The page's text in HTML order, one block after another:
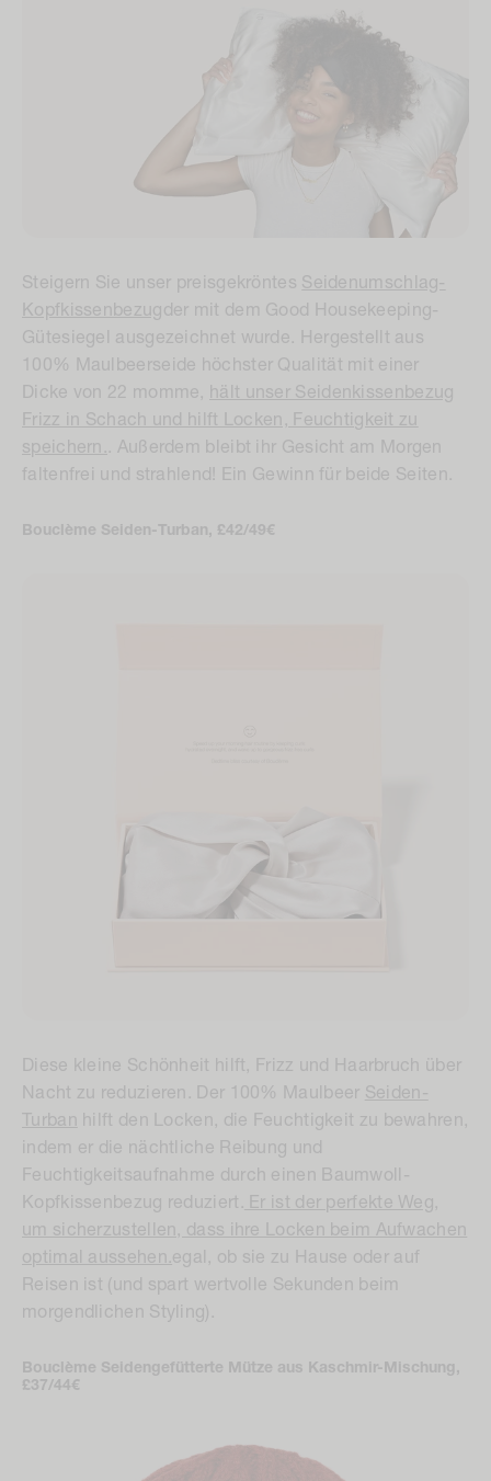
Kopfkissenbezugder mit dem Good Housekeeping-
Gütesiegel ausgezeichnet wurde. Hergestellt aus
100% Maulbeerseide höchster Qualität mit einer
Dicke von 22 momme, hält unser Seidenkissenbezug
Frizz in Schach und hilft Locken, Feuchtigkeit zu
speichern.. Außerdem bleibt ihr Gesicht am Morgen
faltenfrei und strahlend! Ein Gewinn für beide Seiten.
Nacht zu reduzieren. Der 100% MaulbeerSeiden-
Turban hilft den Locken, die Feuchtigkeit zu bewahren,
indem er die nächtliche Reibung und
Feuchtigkeitsaufnahme durch einen Baumwoll-
Kopfkissenbezug reduziert. Er ist der perfekte Weg,
um sicherzustellen, dass ihre Locken beim Aufwachen
optimal aussehen.egal, ob sie zu Hause oder auf
Reisen ist (und spart wertvolle Sekunden beim
morgendlichen Styling).
£37/44€